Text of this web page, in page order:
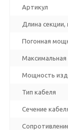
Артикул
Длина секции,
Погонная
Максимальная
Мощность
Тип кабеля
Сечение